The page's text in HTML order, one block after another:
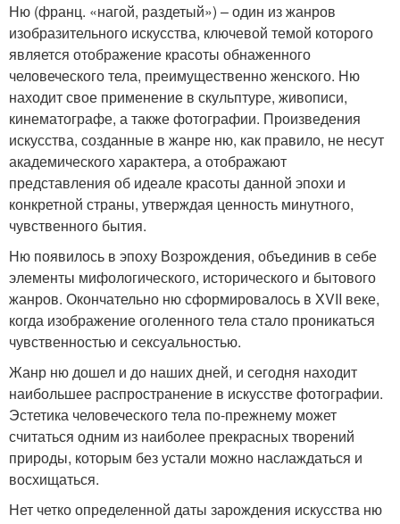
Ню (франц. «нагой, раздетый») – один из жанров
изобразительного искусства, ключевой темой которого
является отображение красоты обнаженного
человеческого тела, преимущественно женского. Ню
находит свое применение в скульптуре, живописи,
кинематографе, а также фотографии. Произведения
искусства, созданные в жанре ню, как правило, не несут
академического характера, а отображают
представления об идеале красоты данной эпохи и
конкретной страны, утверждая ценность минутного,
чувственного бытия.
Ню появилось в эпоху Возрождения, объединив в себе
элементы мифологического, исторического и бытового
жанров. Окончательно ню сформировалось в XVII веке,
когда изображение оголенного тела стало проникаться
чувственностью и сексуальностью.
Жанр ню дошел и до наших дней, и сегодня находит
наибольшее распространение в искусстве фотографии.
Эстетика человеческого тела по-прежнему может
считаться одним из наиболее прекрасных творений
природы, которым без устали можно наслаждаться и
восхищаться.
Нет четко определенной даты зарождения искусства ню